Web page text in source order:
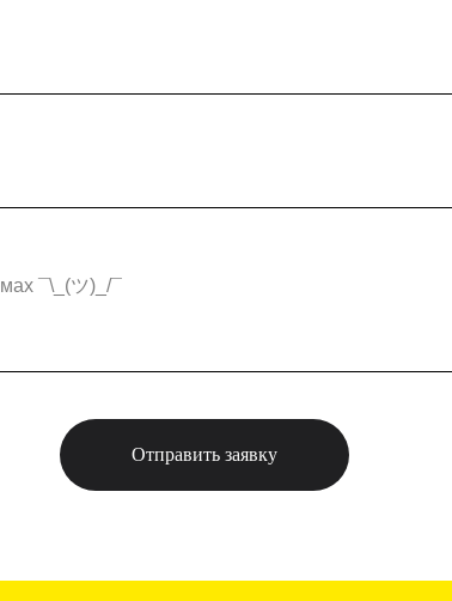
¯\_(ツ)_/¯
Отправить заявку